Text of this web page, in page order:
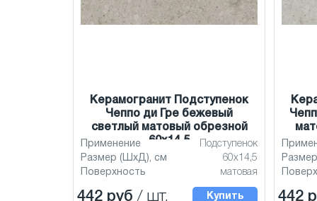
Керамогранит Подступенок
Чеппо ди Гре бежевый
светлый матовый обрезной
60x14,5
Применение
Подступенок
Размер (ШхД), см
60x14,5
Поверхность
матовая
442 руб / шт. Купить 442